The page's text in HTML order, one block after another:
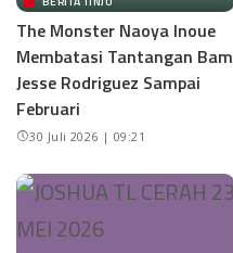
The Monster Naoya Inoue
Membatasi Tantangan Bam
Jesse Rodriguez Sampai
Februari
30 Juli 2026 | 09:21